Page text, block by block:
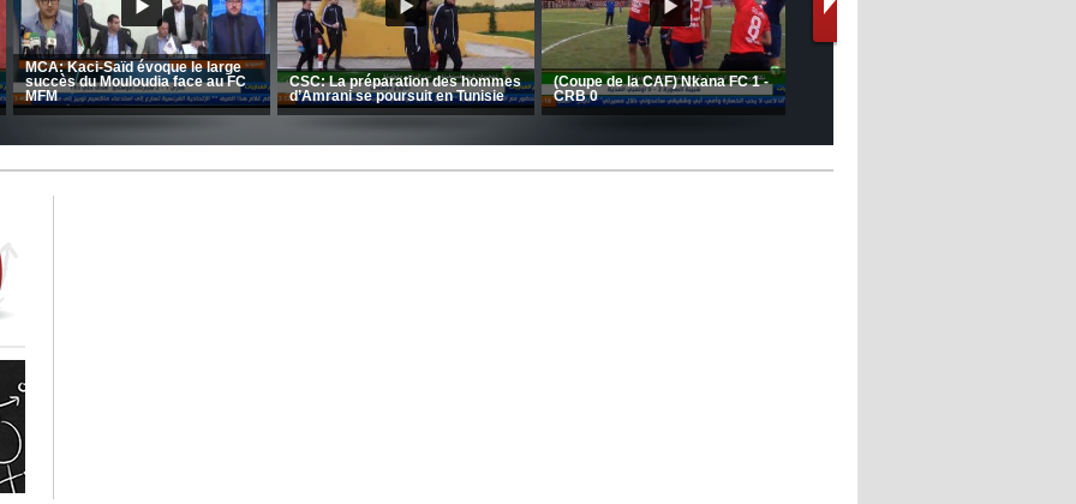
Le message de Delort, Benrahma
et Belkebla à l'occasion du "Big
Day de vaccination"
Entretien avec Moulay Haddou
CRB: Entretien avec Toufik
Korichi